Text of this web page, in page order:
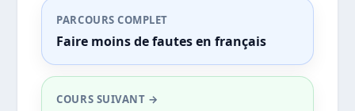
PARCOURS COMPLET
Faire moins de fautes en français
COURS SUIVANT →